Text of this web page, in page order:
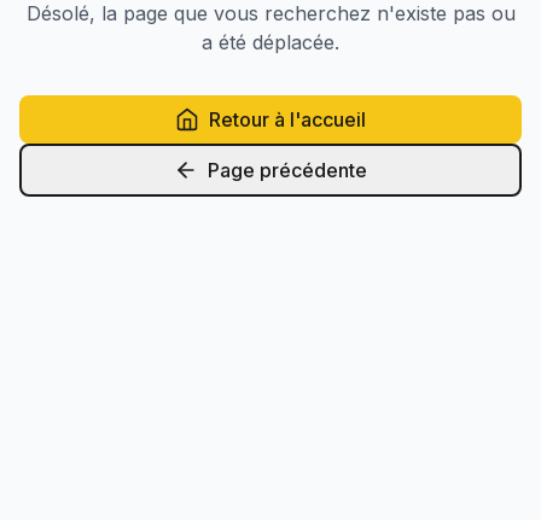
Désolé, la page que vous recherchez n'existe pas ou
a été déplacée.
Retour à l'accueil
Page précédente